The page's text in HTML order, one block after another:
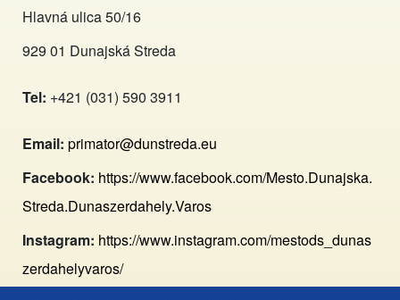
Hlavná ulica 50/16
929 01 Dunajská Streda
Tel: +421 (031) 590 3911
Email: primator@dunstreda.eu
Facebook: https://www.facebook.com/Mesto.Dunajska.
Streda.Dunaszerdahely.Varos
Instagram: https://www.instagram.com/mestods_dunas
zerdahelyvaros/